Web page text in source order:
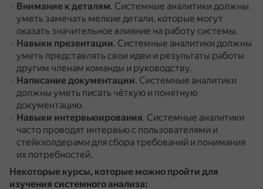
Внимание к деталям. Системные аналитики должны
уметь замечать мелкие детали, которые могут
оказать значительное влияние на работу системы.
Навыки презентации. Системные аналитики должны
уметь представлять свои идеи и результаты работы
другим членам команды и руководству.
Написание документации. Системные аналитики
должны уметь писать чёткую и понятную
документацию.
Навыки интервьюирования. Системные аналитики
часто проводят интервью с пользователями и
стейкхолдерами для сбора требований и понимания
их потребностей.
Некоторые курсы, которые можно пройти для
изучения системного анализа: